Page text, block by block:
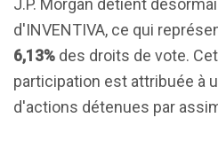
J.P. Morgan détient
d'INVENTIVA, ce qui
6,13% des droits de vote.
participation est attribuée à
d'actions détenues par